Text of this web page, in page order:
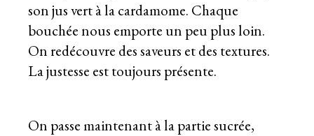
son jus vert à la cardamome. Chaque
bouchée nous emporte un peu plus loin.
On redécouvre des saveurs et des textures.
La justesse est toujours présente.
On passe maintenant à la partie sucrée,